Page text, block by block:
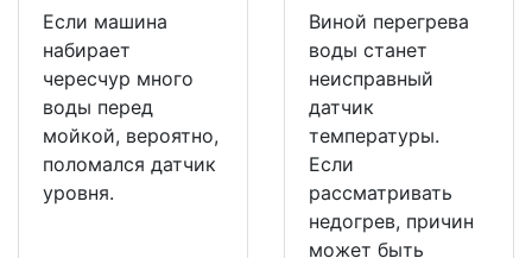
Если машина
набирает
чересчур много
воды перед
мойкой, вероятно,
поломался датчик
уровня.
Виной перегрева
воды станет
неисправный
датчик
температуры.
Если
рассматривать
недогрев, причин
может быть